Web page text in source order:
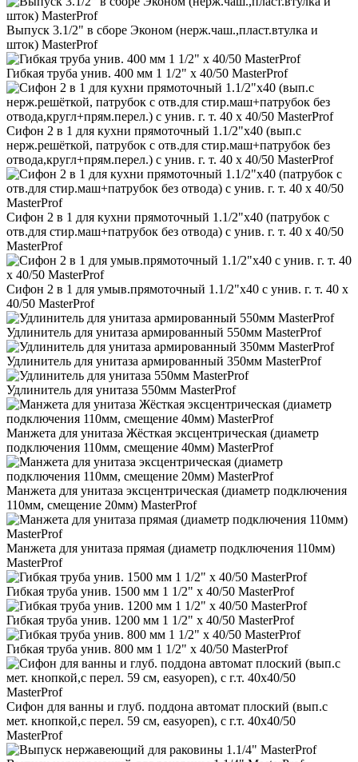
Выпуск 3.1/2" в сборе Эконом (нерж.чаш.,пласт.втулка и
шток) MasterProf
Гибкая труба унив. 400 мм 1 1/2" х 40/50 MasterProf
Сифон 2 в 1 для кухни прямоточный 1.1/2"х40 (вып.с
нерж.решёткой, патрубок с отв.для стир.маш+патрубок без
отвода,кругл+прям.перел.) с унив. г. т. 40 х 40/50 MasterProf
Сифон 2 в 1 для кухни прямоточный 1.1/2"х40 (патрубок с
отв.для стир.маш+патрубок без отвода) с унив. г. т. 40 х 40/50
MasterProf
Сифон 2 в 1 для умыв.прямоточный 1.1/2"х40 с унив. г. т. 40 х
40/50 MasterProf
Удлинитель для унитаза армированный 550мм MasterProf
Удлинитель для унитаза армированный 350мм MasterProf
Удлинитель для унитаза 550мм MasterProf
Манжета для унитаза Жёсткая эксцентрическая (диаметр
подключения 110мм, смещение 40мм) MasterProf
Манжета для унитаза эксцентрическая (диаметр подключения
110мм, смещение 20мм) MasterProf
Манжета для унитаза прямая (диаметр подключения 110мм)
MasterProf
Гибкая труба унив. 1500 мм 1 1/2" х 40/50 MasterProf
Гибкая труба унив. 1200 мм 1 1/2" х 40/50 MasterProf
Гибкая труба унив. 800 мм 1 1/2" х 40/50 MasterProf
Сифон для ванны и глуб. поддона автомат плоский (вып.с
мет. кнопкой,с перел. 59 см, easyopen), с г.т. 40х40/50
MasterProf